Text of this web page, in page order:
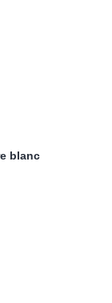
entreprise,
blanc